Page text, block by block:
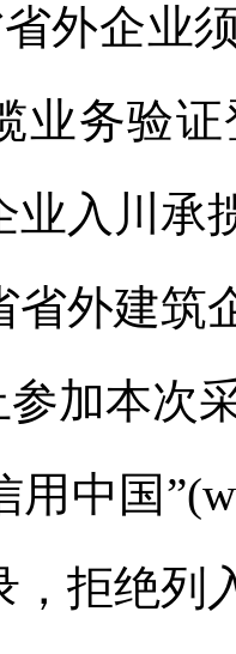
外企业
业务验
业入川承
省外建筑
参加本次
用中国
，拒绝列